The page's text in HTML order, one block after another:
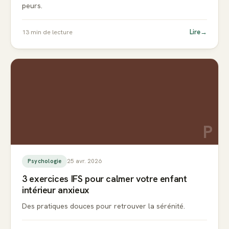
peurs.
13 min de lecture Lire→
P
Psychologie 25 avr. 2026
3 exercices IFS pour calmer votre enfant
intérieur anxieux
Des pratiques douces pour retrouver la sérénité.